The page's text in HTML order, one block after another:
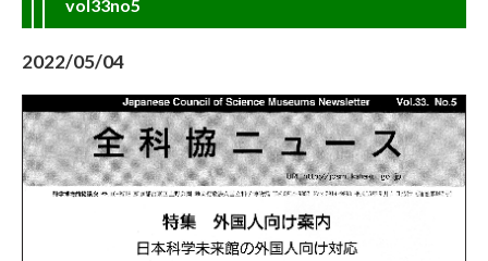
vol33no5
2022/05/04